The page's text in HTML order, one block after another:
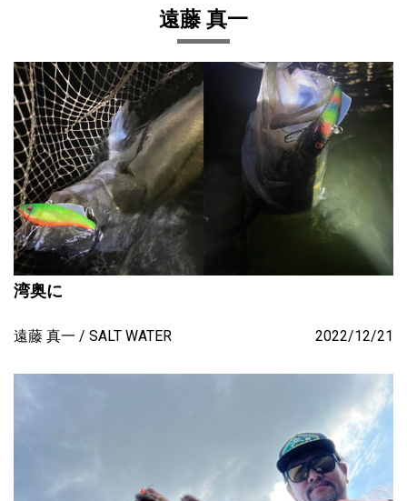
遠藤 真一
湾奥に
遠藤 真一 SALT WATER 2022/12/21